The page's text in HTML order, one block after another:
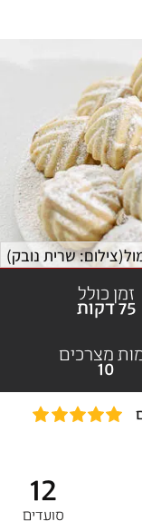
(צילום: שרית נובק)
זמן כולל
75 דקות
מצרכים
10
12
סועדים